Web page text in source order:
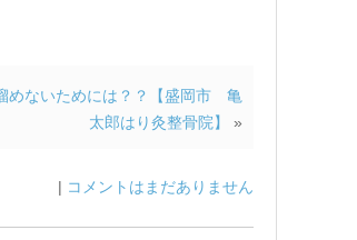
めないためには？？【盛岡市 亀
太郎はり灸整骨院】
»
| コメントはまだありません